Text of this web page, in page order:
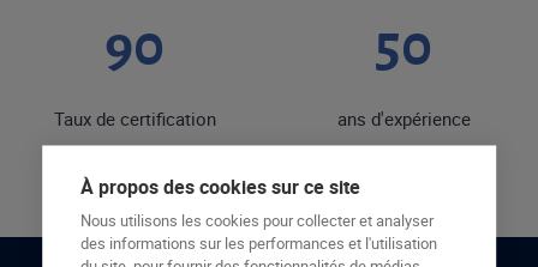
90
Taux de certification
50
ans d'expérience
À propos des cookies sur ce site
Nous utilisons les cookies pour collecter et analyser
des informations sur les performances et l'utilisation